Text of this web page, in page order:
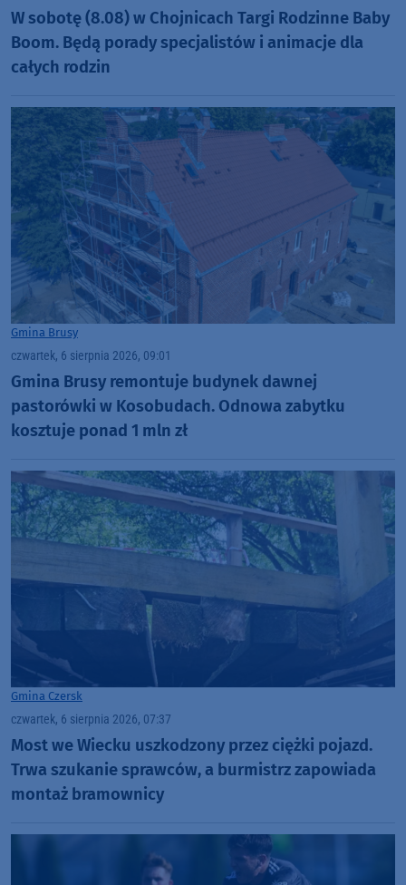
W sobotę (8.08) w Chojnicach Targi Rodzinne Baby
Boom. Będą porady specjalistów i animacje dla
całych rodzin
Gmina Brusy
czwartek, 6 sierpnia 2026, 09:01
Gmina Brusy remontuje budynek dawnej
pastorówki w Kosobudach. Odnowa zabytku
kosztuje ponad 1 mln zł
Gmina Czersk
czwartek, 6 sierpnia 2026, 07:37
Most we Wiecku uszkodzony przez ciężki pojazd.
Trwa szukanie sprawców, a burmistrz zapowiada
montaż bramownicy